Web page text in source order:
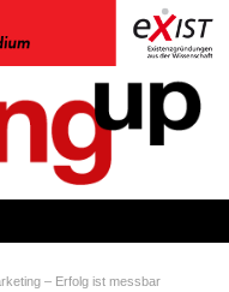
– Erfolg ist messbar